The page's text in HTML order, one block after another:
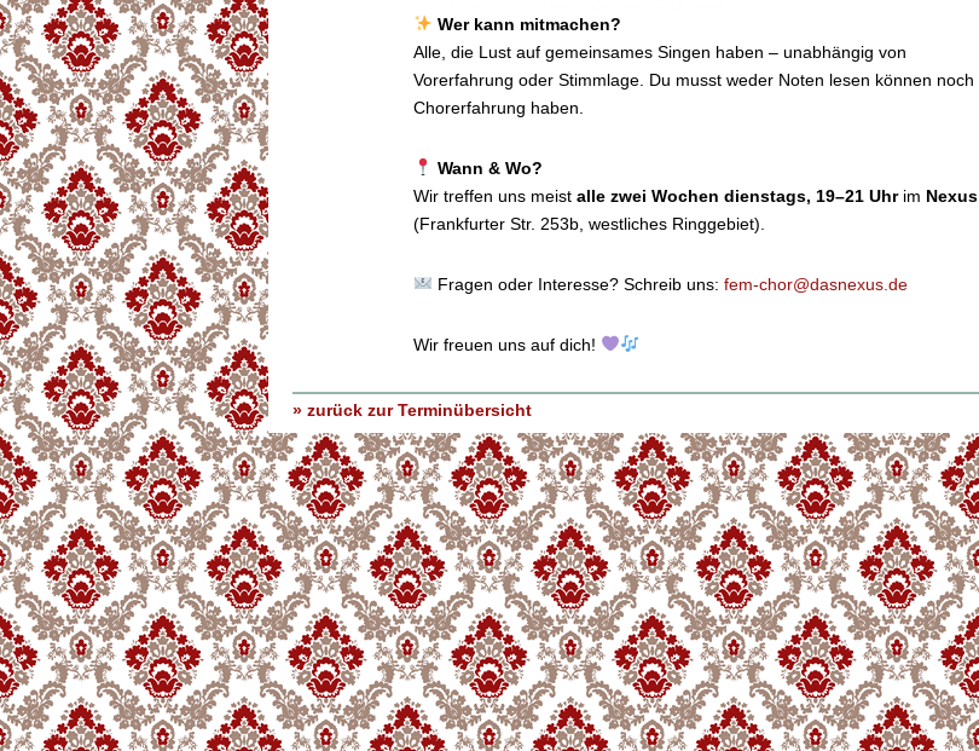
Wer kann mitmachen?
Alle, die Lust auf gemeinsames Singen haben – unabhängig von
Vorerfahrung oder Stimmlage. Du musst weder Noten lesen können noch
Chorerfahrung haben.
Wann & Wo?
Wir treffen uns meist alle zwei Wochen dienstags, 19–21 Uhrim Nexus
(Frankfurter Str. 253b, westliches Ringgebiet).
Fragen oder Interesse? Schreib uns: fem-chor@dasnexus.de
Wir freuen uns auf dich!
» zurück zur Terminübersicht